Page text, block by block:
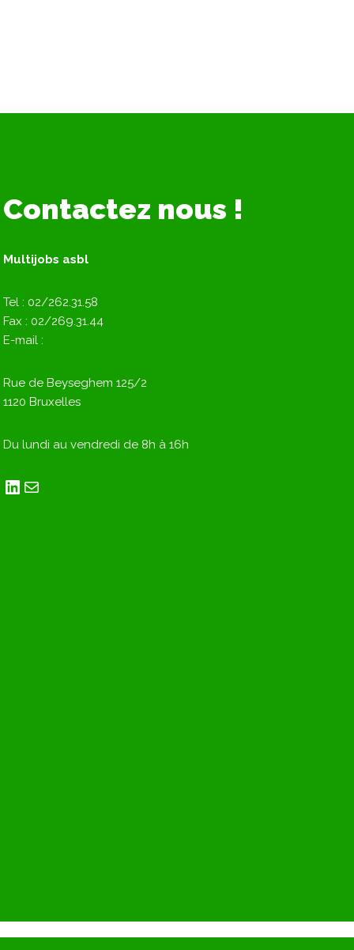
Contactez nous !
Multijobs asbl
Tel : 02/262.31.58
Fax : 02/269.31.44
E-mail :
Rue de Beyseghem 125/2
1120 Bruxelles
Du lundi au vendredi de 8h à 16h